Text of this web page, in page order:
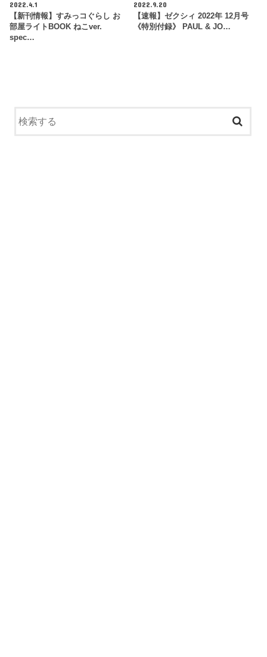
2022.4.1
【新刊情報】すみっコぐらし お
部屋ライトBOOK ねこver.
spec…
2022.9.20
【速報】ゼクシィ 2022年 12月号
《特別付録》 PAUL & JO…